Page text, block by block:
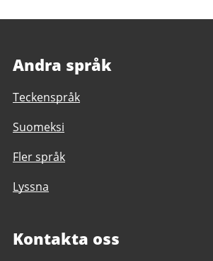
Andra språk
Teckenspråk
Suomeksi
Fler språk
Lyssna
Kontakta oss